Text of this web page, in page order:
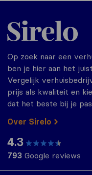
Sirelo.nl
Op zoek naar een
ben je hier aan het
Vergelijk
prijs als kwaliteit en
dat het beste bij je
Over Sirelo
4.3
793 Google reviews